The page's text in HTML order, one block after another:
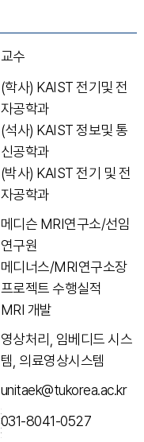
교수
(학사) KAIST 전기및 전
자공학과
(석사) KAIST 정보및 통
신공학과
(박사) KAIST 전기 및 전
자공학과
메디슨 MRI연구소/선임
연구원
메디너스/MRI연구소장
프로젝트 수행실적
MRI 개발
영상처리, 임베디드 시스
템, 의료영상시스템
unitaek@tukorea.ac.kr
031-8041-0527